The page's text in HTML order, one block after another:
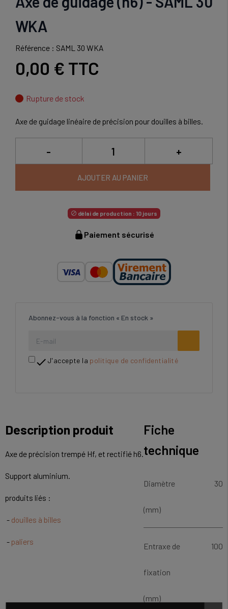
WKA
Référence : SAML 30 WKA
0,00 € TTC
Rupture de stock
Axe de guidage linéaire de précision pour douilles à billes.
- +
AJOUTER AU PANIER
 délai de production : 10 jours
Paiement sécurisé
Abonnez-vous à la fonction « En stock »
 J'accepte la politique de confidentialité
Description produit
Axe de précision trempé Hf, et rectifié h6.
Support aluminium.
produits liés :
- douilles à billes
- paliers
Fiche
technique
Diamètre
(mm)
30
Entraxe de
fixation
(mm)
100